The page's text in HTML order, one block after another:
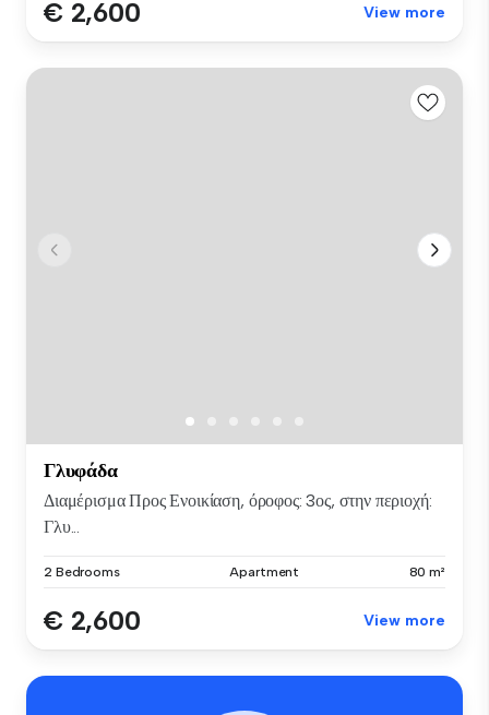
€ 2,600 View more
Γλυφάδα
Διαμέρισμα Προς Ενοικίαση, όροφος: 3ος, στην περιοχή:
Γλυ...
2 Bedrooms Apartment 80 m²
€ 2,600 View more